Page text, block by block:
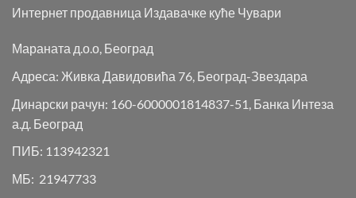
Интернет продавница Издавачке куће Чувари
Мараната д.о.о, Београд
Адреса: Живка Давидовића 76, Београд-Звездара
Динарски рачун: 160-6000001814837-51, Банка Интеза
а.д. Београд
ПИБ: 113942321
МБ: 21947733